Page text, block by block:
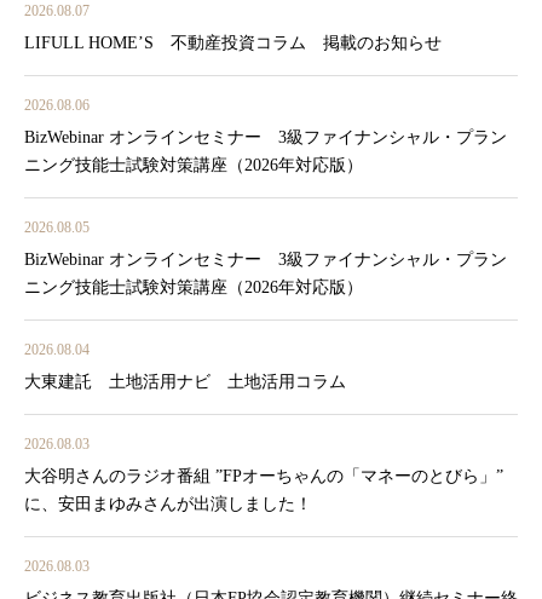
2026.08.07
LIFULL HOME’S 不動産投資コラム 掲載のお知らせ
2026.08.06
BizWebinar オンラインセミナー 3級ファイナンシャル・プラン
ニング技能士試験対策講座（2026年対応版）
2026.08.05
BizWebinar オンラインセミナー 3級ファイナンシャル・プラン
ニング技能士試験対策講座（2026年対応版）
2026.08.04
大東建託 土地活用ナビ 土地活用コラム
2026.08.03
大谷明さんのラジオ番組 ”FPオーちゃんの「マネーのとびら」”
に、安田まゆみさんが出演しました！
2026.08.03